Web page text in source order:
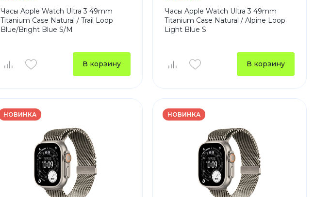
Часы Apple Watch Ultra 3 49mm
Titanium Case Natural / Trail Loop
Blue/Bright Blue S/M
В корзину
Часы Apple Watch Ultra 3 49mm
Titanium Case Natural / Alpine Loop
Light Blue S
В корзину
НОВИНКА НОВИНКА